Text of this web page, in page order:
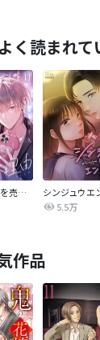
く読まれて
私がわたしを売る理由
5.5万
作品